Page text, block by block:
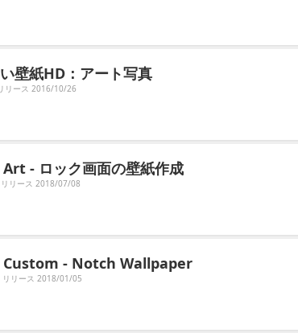
壁紙HD：アート写真
リース 2016/10/26
- ロック画面の壁紙作成
リリース 2018/07/08
Custom - Notch Wallpaper
リリース 2018/01/05